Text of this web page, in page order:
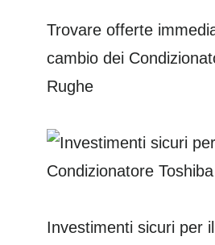
Trovare offerte
cambio dei
Rughe
Investimenti sicuri per il